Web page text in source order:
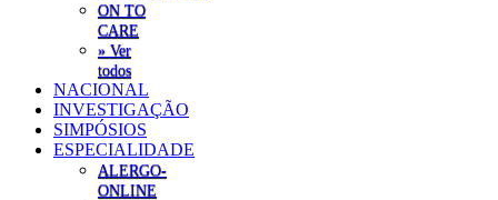
ON TO
CARE
» Ver
todos
NACIONAL
INVESTIGAÇÃO
SIMPÓSIOS
ESPECIALIDADE
ALERGO-
ONLINE